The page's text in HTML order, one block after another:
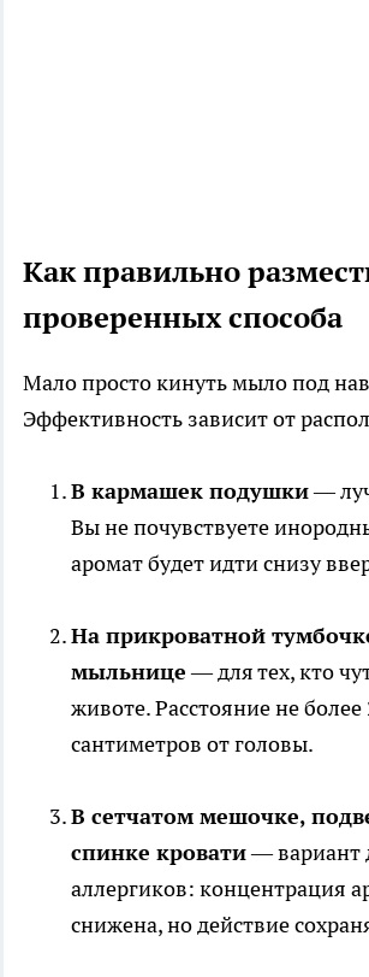
Как правильно
проверенных способа
Мало просто кинуть мыло под
Эффективность зависит от
В кармашек подушки—
Вы не почувствуете
аромат будет идти снизу
На прикроватной
мыльнице— для тех, кто
животе. Расстояние не более
сантиметров от головы.
В сетчатом мешочке,
спинке кровати— вариант
аллергиков: концентрация
снижена, но действие